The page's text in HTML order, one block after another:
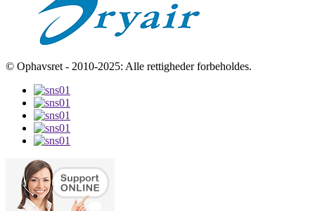
© Ophavsret - 2010-2025: Alle rettigheder forbeholdes.